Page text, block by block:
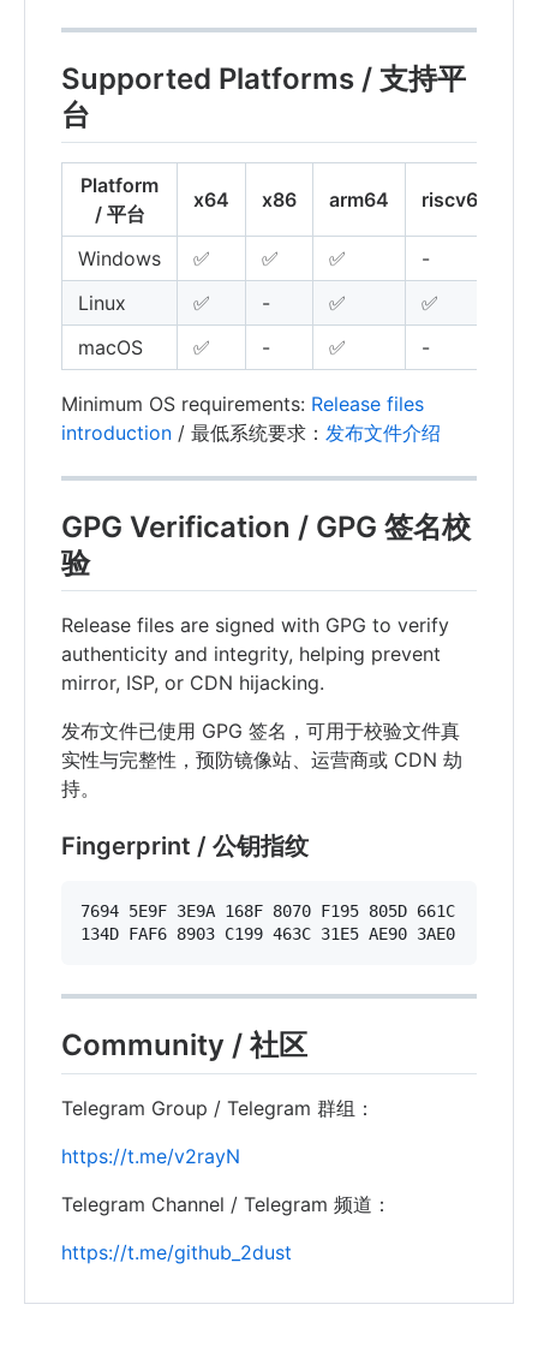
Supported Platforms / 支持平
台
Platform
/ 平台
x64 x86 arm64 riscv64
Windows ✅ ✅ ✅ -
Linux
✅ - ✅ ✅
macOS
✅ - ✅ -
Minimum OS requirements: Release files
introduction / 最低系统要求： 发布文件介绍
GPG Verification / GPG 签名校
验
Release files are signed with GPG to verify
authenticity and integrity, helping prevent
mirror, ISP, or CDN hijacking.
发布文件已使用 GPG 签名，可用于校验文件真
实性与完整性，预防镜像站、运营商或 CDN 劫
持。
Fingerprint / 公钥指纹
7694 5E9F 3E9A 168F 8070 F195 805D 661C
Community / 社区
Telegram Group / Telegram 群组：
https://t.me/v2rayN
Telegram Channel / Telegram 频道：
https://t.me/github_2dust